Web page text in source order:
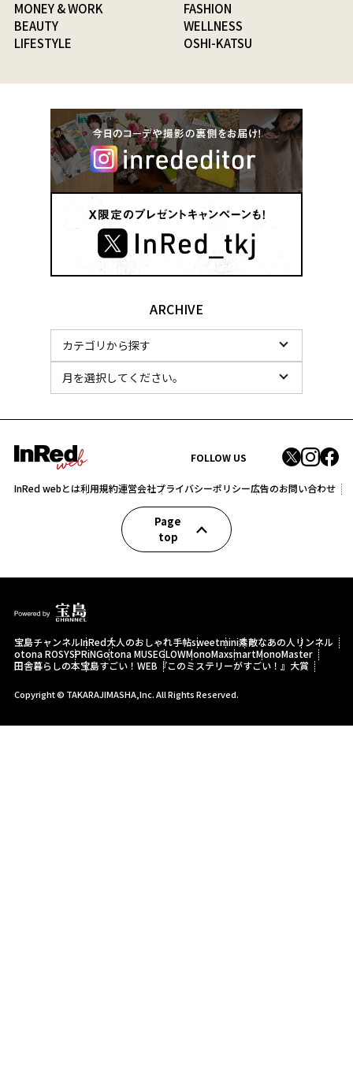
MONEY & WORK
FASHION
BEAUTY
WELLNESS
LIFESTYLE
OSHI-KATSU
ARCHIVE
FOLLOW US
InRed webとは利用規約運営会社プライバシーポリシー広告のお問い合わせ
Page
top
宝島チャンネルInRed大人のおしゃれ手帖sweetmini素敵なあの人 リンネル
otona ROSYSPRiNGotona MUSEGLOWMonoMaxsmartMonoMaster
田舎暮らしの本宝島すごい！WEB 『このミステリーがすごい！』大賞
Copyright © TAKARAJIMASHA,Inc. All Rights Reserved.